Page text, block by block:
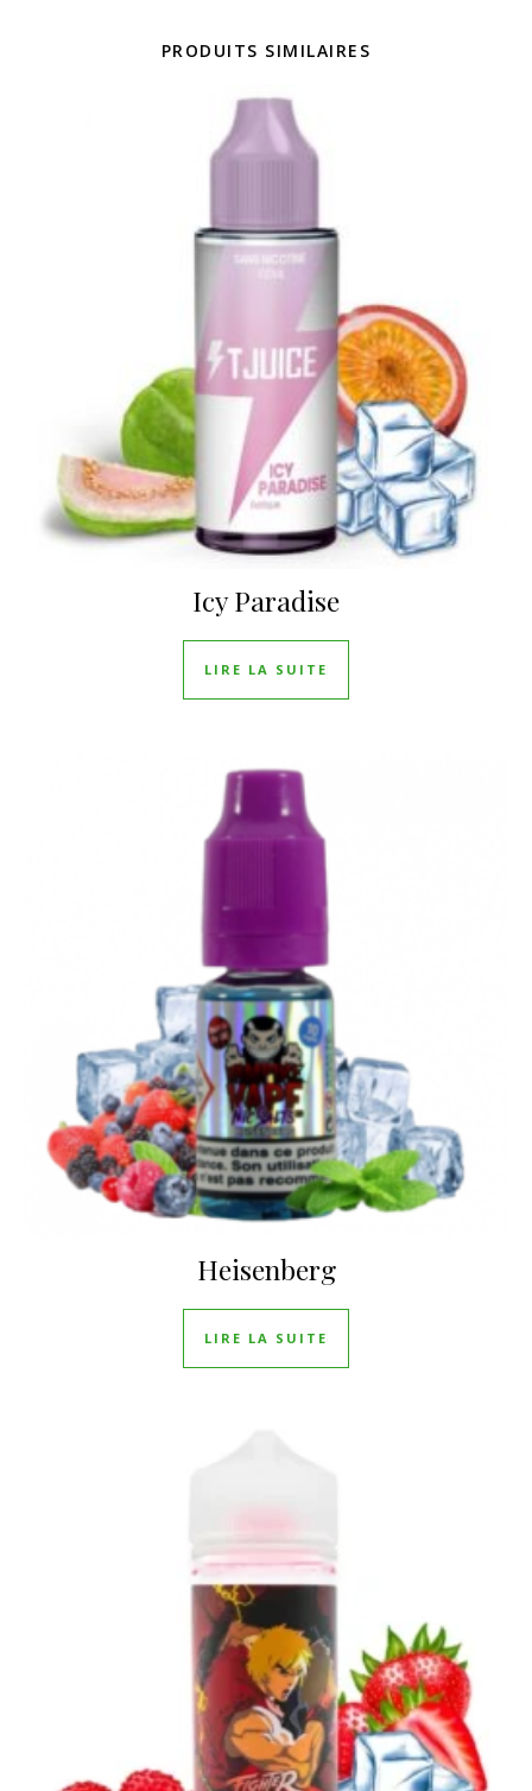
PRODUITS SIMILAIRES
Icy Paradise
LIRE LA SUITE
Heisenberg
LIRE LA SUITE